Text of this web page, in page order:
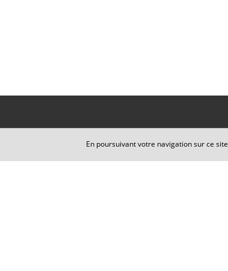
En poursuivant votre navigation sur ce